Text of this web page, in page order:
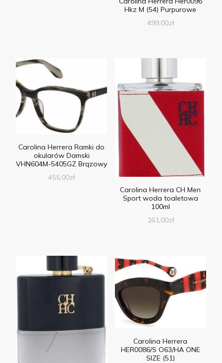
Hkz M (54) Purpurowe
499,00zł
Carolina Herrera Ramki do
okularów Damski
VHN604M-5405GZ Brązowy
455,00zł
Carolina Herrera CH Men
Sport woda toaletowa
100ml
161,00zł
Carolina Herrera
HER0086/S O63/HA ONE
SIZE (51)